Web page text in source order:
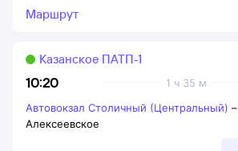
Маршрут
10:20 1 ч 35 м
Казанское ПАТП-1
Автовокзал Столичный (Центральный) –
Алексеевское